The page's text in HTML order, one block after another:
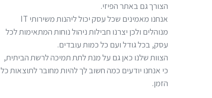
הצורך גם באתר הפיזי.
אנחנו מאמינים שכל עסק יכול ליהנות משירותי IT
מנוהלים ולכן יצרנו חבילות ניהול נוחות המתאימות לכל
עסק, בכל גודל ועם כל כמות עובדים.
הצוות שלנו כאן גם על מנת לתת תמיכה לרשת הביתית,
כי אנחנו יודעים כמה חשוב לך להיות מחובר לתוצאות כל
הזמן.